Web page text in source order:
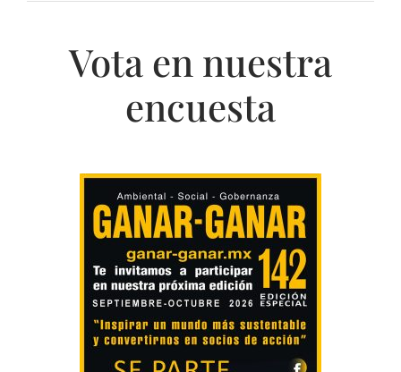
Vota en nuestra
encuesta